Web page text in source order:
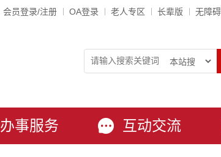
会员登录/注册 OA登录 老人专区 长辈版 无障
办事服务 互动交流